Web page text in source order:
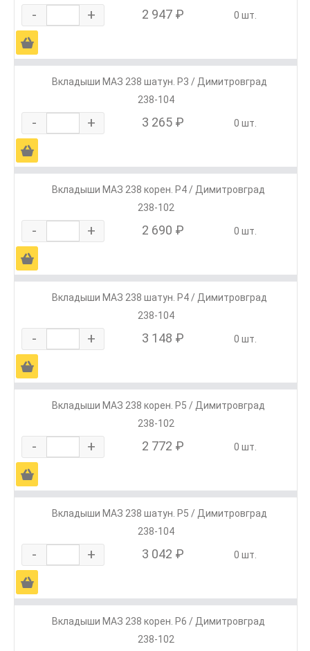
- + 2 947 ₽ 0 шт.
Ä
Вкладыши МАЗ 238 шатун. Р3 / Димитровград
238-104
- + 3 265 ₽ 0 шт.
Ä
Вкладыши МАЗ 238 корен. Р4 / Димитровград
238-102
- + 2 690 ₽ 0 шт.
Ä
Вкладыши МАЗ 238 шатун. Р4 / Димитровград
238-104
- + 3 148 ₽ 0 шт.
Ä
Вкладыши МАЗ 238 корен. Р5 / Димитровград
238-102
- + 2 772 ₽ 0 шт.
Ä
Вкладыши МАЗ 238 шатун. Р5 / Димитровград
238-104
- + 3 042 ₽ 0 шт.
Ä
Вкладыши МАЗ 238 корен. Р6 / Димитровград
238-102